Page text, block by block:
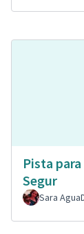
Pista
Segur
Sara